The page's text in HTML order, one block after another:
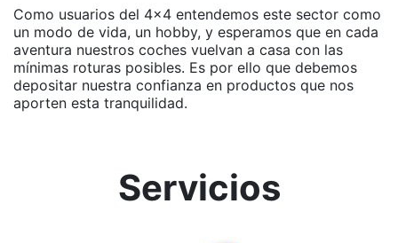
Como usuarios del 4x4 entendemos este sector como
un modo de vida, un hobby, y esperamos que en cada
aventura nuestros coches vuelvan a casa con las
mínimas roturas posibles. Es por ello que debemos
depositar nuestra confianza en productos que nos
aporten esta tranquilidad.
Servicios